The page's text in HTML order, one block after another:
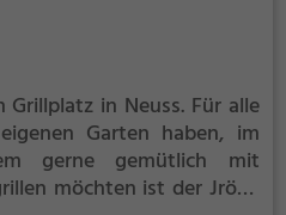
Grillplatz in Neuss. Für alle
Garten haben, im
gerne gemütlich mit
möchten ist der Jröne